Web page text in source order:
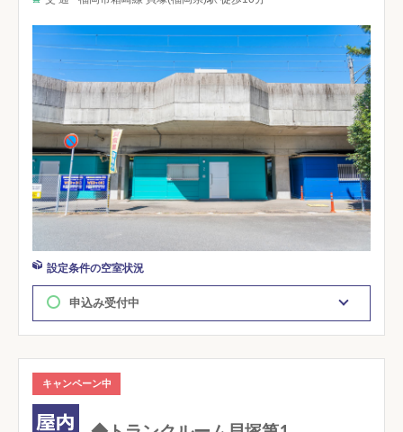
設定条件の空室状況
申込み受付中
キャンペーン中